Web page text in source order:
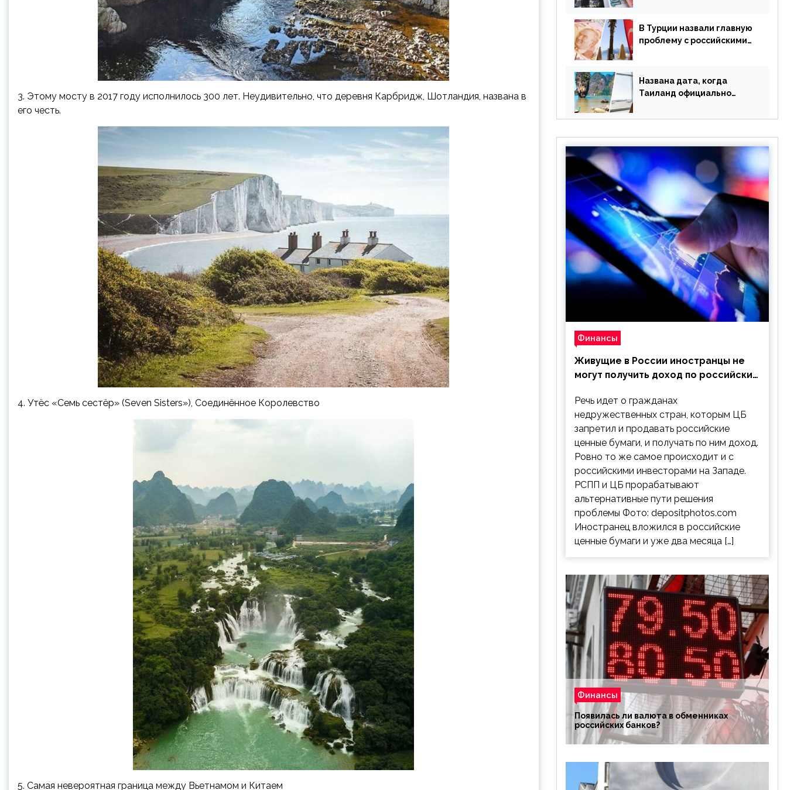
3. Этому мосту в 2017 году исполнилось 300 лет. Неудивительно, что деревня Карбридж, Шотландия, названа в
его честь.
4. Утёс «Семь сестёр» (Seven Sisters»), Соединённое Королевство
5. Самая невероятная граница между Вьетнамом и Китаем
В Турции назвали главную
проблему с российскими
Названа дата, когда
Таиланд официально
ограничения
Финансы
Живущие в России иностранцы не
могут получить доход по российским
Речь идет о гражданах
недружественных стран, которым ЦБ
запретил и продавать российские
ценные бумаги, и получать по ним доход.
Ровно то же самое происходит и с
российскими инвесторами на Западе.
РСПП и ЦБ прорабатывают
альтернативные пути решения
проблемы Фото: depositphotos.com
Иностранец вложился в российские
ценные бумаги и уже два месяца […]
Финансы
Появилась ли валюта в обменниках
российских банков?